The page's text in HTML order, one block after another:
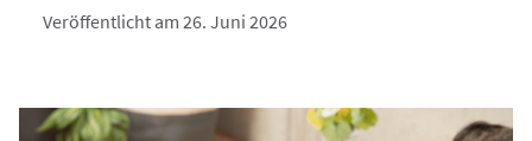
Veröffentlicht am 26. Juni 2026